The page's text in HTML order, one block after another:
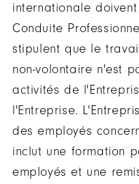
internationale
Conduite
stipulent que le
non-volontaire n'est
activités de
l'Entreprise.
des employés
inclut une formation
employés et une